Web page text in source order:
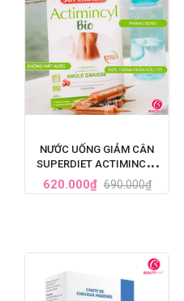
NƯỚC UỐNG GIẢM CÂN
SUPERDIET ACTIMINCYL
BIO ĐỐT MỠ ĐA TẦNG CỦA
PHÁP
620.000₫ 690.000₫